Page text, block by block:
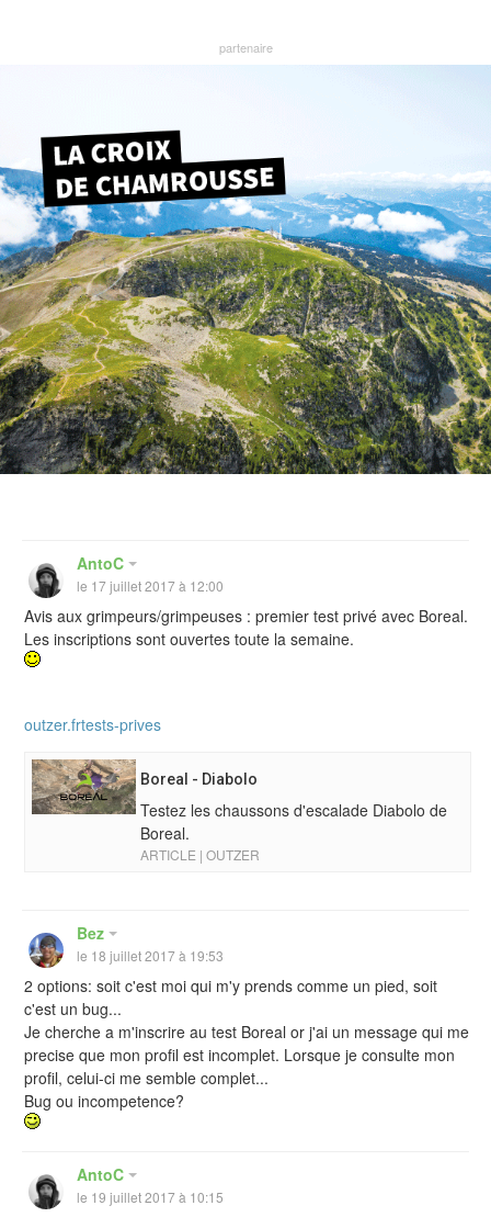
AntoC
le 17 juillet 2017 à 12:00
Avis aux grimpeurs/grimpeuses : premier test privé avec Boreal.
Les inscriptions sont ouvertes toute la semaine.
outzer.frtests-prives
Boreal - Diabolo
Testez les chaussons d'escalade Diabolo de
Boreal.
ARTICLE | OUTZER
Bez
le 18 juillet 2017 à 19:53
2 options: soit c'est moi qui m'y prends comme un pied, soit
c'est un bug...
Je cherche a m'inscrire au test Boreal or j'ai un message qui me
precise que mon profil est incomplet. Lorsque je consulte mon
profil, celui-ci me semble complet...
Bug ou incompetence?
AntoC
le 19 juillet 2017 à 10:15